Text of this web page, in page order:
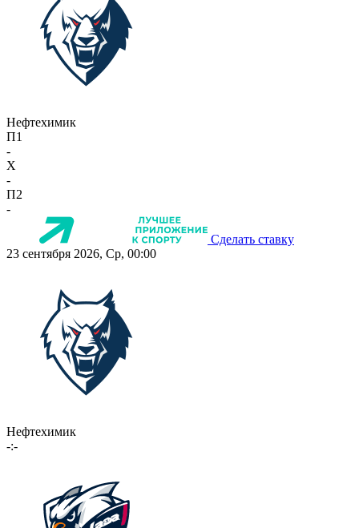
Нефтехимик
П1
-
X
-
П2
-
Сделать ставку
23 сентября 2026, Ср, 00:00
Нефтехимик
-:-